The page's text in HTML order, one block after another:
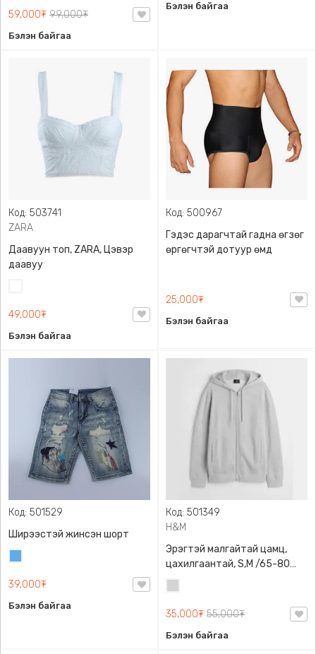
59,000₮ 99,000₮
Бэлэн байгаа
Бэлэн байгаа
Код: 503741
ZARA
Даавуун топ, ZARA, Цэвэр
даавуу
49,000₮
Бэлэн байгаа
Код: 500967
Гэдэс дарагчтай гадна өгзөг
өргөгчтэй дотуур өмд
25,000₮
Бэлэн байгаа
Код: 501529
Ширээстэй жинсэн шорт
39,000₮
Бэлэн байгаа
Код: 501349
H&M
Эрэгтэй малгайтай цамц,
цахилгаантай, S,M /65-80
кг/, H&M, 0852614006,
Даавуу
35,000₮ 55,000₮
Бэлэн байгаа